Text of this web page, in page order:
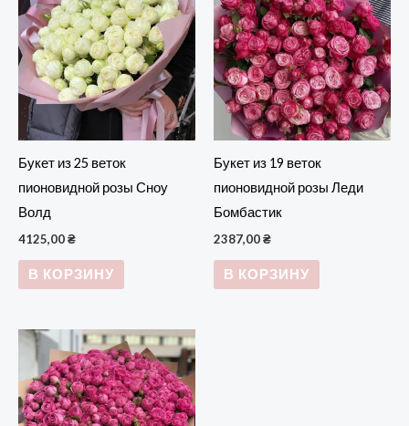
Букет из 25 веток
пионовидной розы Сноу
Волд
4125,00₴
В КОРЗИНУ
Букет из 19 веток
пионовидной розы Леди
Бомбастик
2387,00₴
В КОРЗИНУ